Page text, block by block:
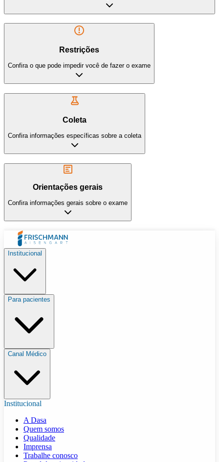
Restrições
Confira o que pode impedir você de fazer o exame
Coleta
Confira informações específicas sobre a coleta
Orientações gerais
Confira informações gerais sobre o exame
Institucional
Para pacientes
Canal Médico
Institucional
A Dasa
Quem somos
Qualidade
Imprensa
Trabalhe conosco